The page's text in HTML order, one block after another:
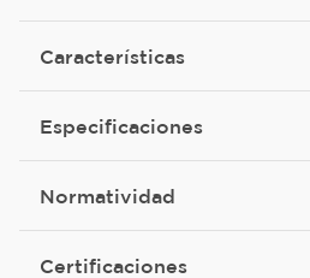
Características
Especificaciones
Normatividad
Certificaciones